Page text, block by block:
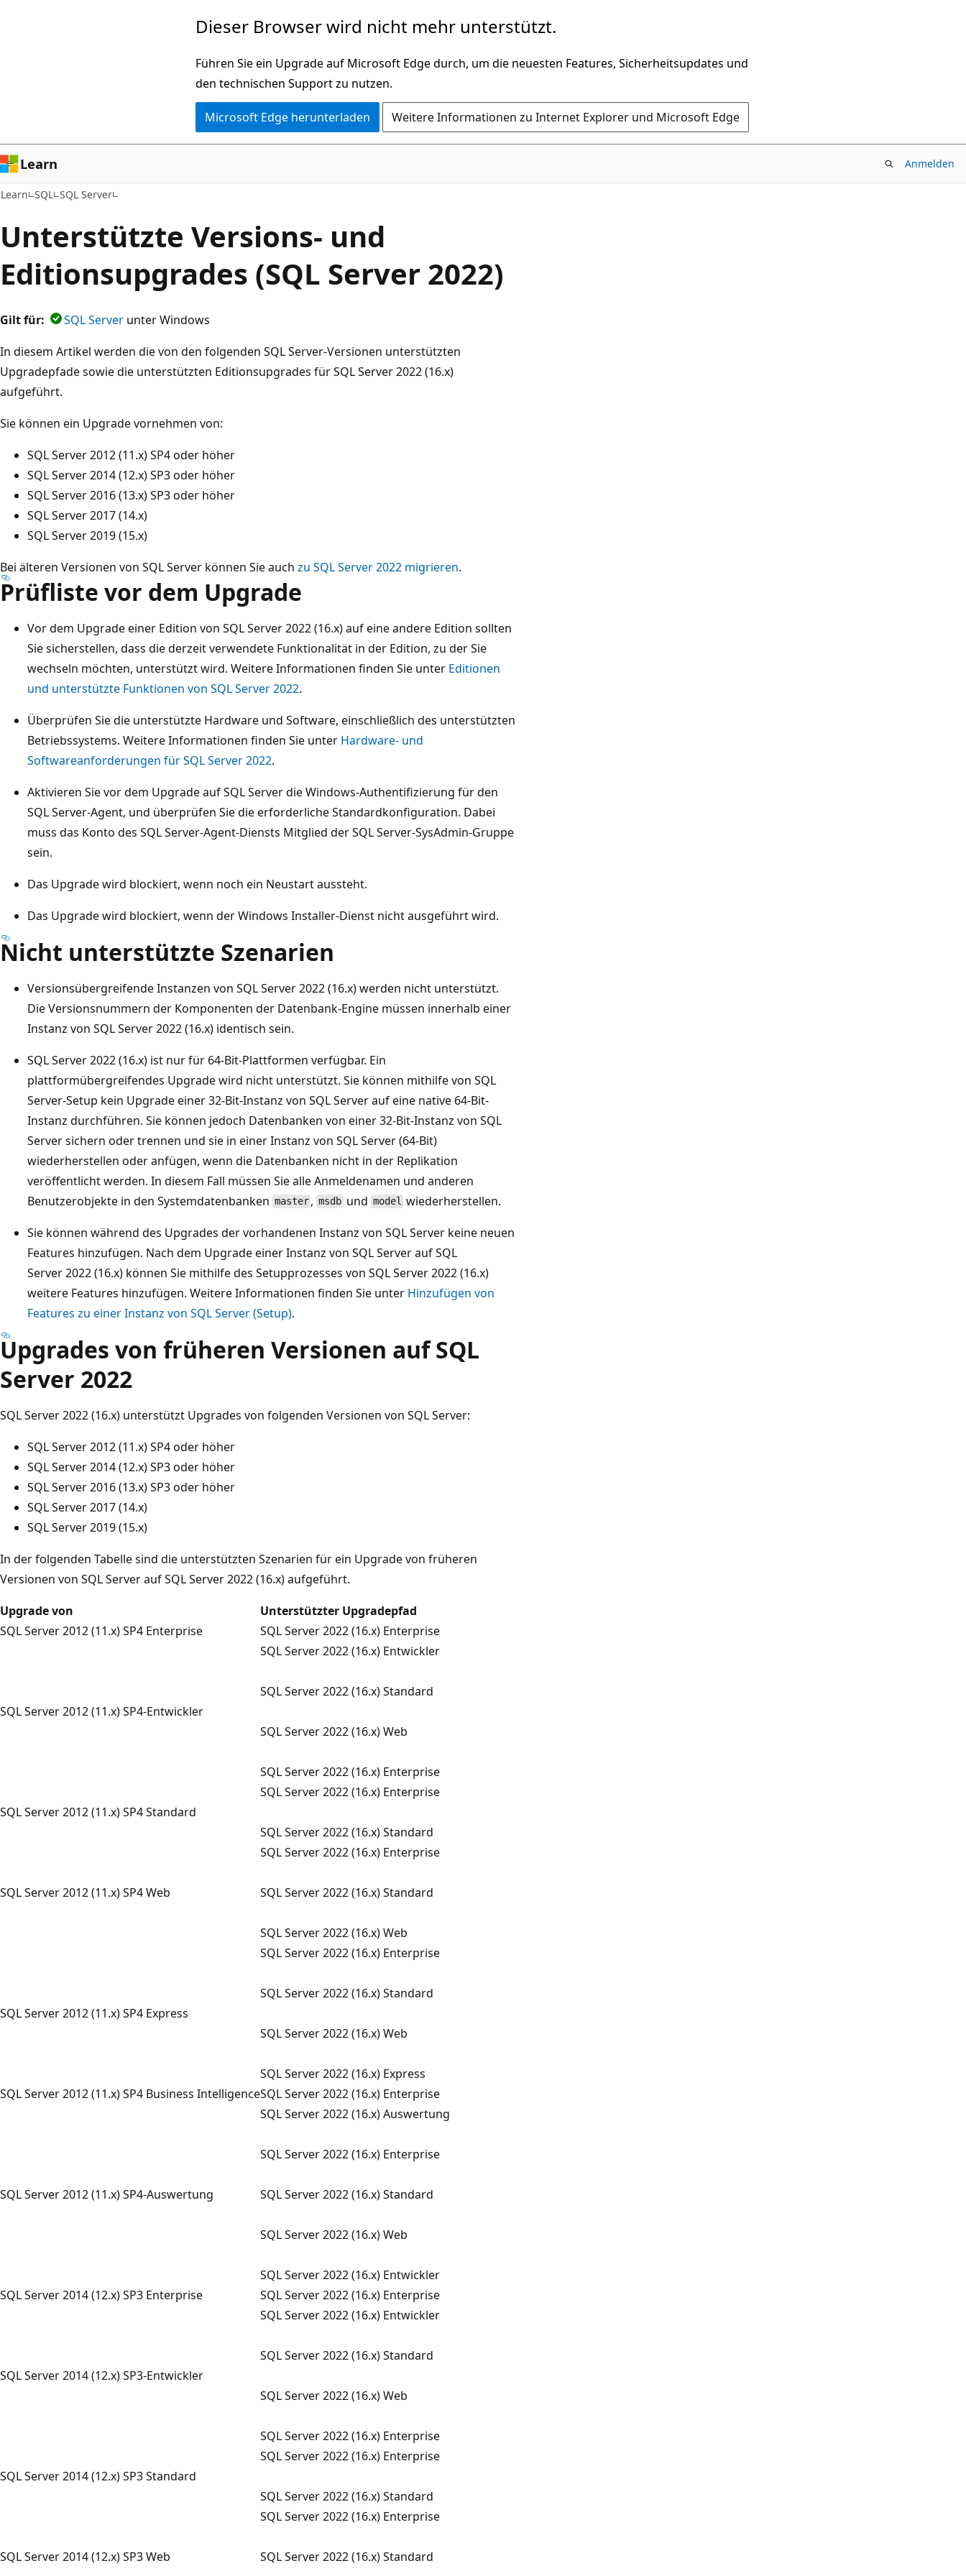
Dieser Browser wird nicht mehr unterstützt.
Führen Sie ein Upgrade auf Microsoft Edge durch, um die neuesten Features, Sicherheitsupdates und
den technischen Support zu nutzen.
Microsoft Edge herunterladen Weitere Informationen zu Internet Explorer und Microsoft Edge
Learn Anmelden
Learn SQL SQL Server
Unterstützte Versions- und
Editionsupgrades (SQL Server 2022)
Gilt für: SQL Server unter Windows
In diesem Artikel werden die von den folgenden SQL Server-Versionen unterstützten
Upgradepfade sowie die unterstützten Editionsupgrades für SQL Server 2022 (16.x)
aufgeführt.
Sie können ein Upgrade vornehmen von:
SQL Server 2012 (11.x) SP4 oder höher
SQL Server 2014 (12.x) SP3 oder höher
SQL Server 2016 (13.x) SP3 oder höher
SQL Server 2017 (14.x)
SQL Server 2019 (15.x)
Bei älteren Versionen von SQL Server können Sie auch zu SQL Server 2022 migrieren.
Prüfliste vor dem Upgrade
Vor dem Upgrade einer Edition von SQL Server 2022 (16.x) auf eine andere Edition sollten
Sie sicherstellen, dass die derzeit verwendete Funktionalität in der Edition, zu der Sie
wechseln möchten, unterstützt wird. Weitere Informationen finden Sie unter Editionen
und unterstützte Funktionen von SQL Server 2022.
Überprüfen Sie die unterstützte Hardware und Software, einschließlich des unterstützten
Betriebssystems. Weitere Informationen finden Sie unter Hardware- und
Softwareanforderungen für SQL Server 2022.
Aktivieren Sie vor dem Upgrade auf SQL Server die Windows-Authentifizierung für den
SQL Server-Agent, und überprüfen Sie die erforderliche Standardkonfiguration. Dabei
muss das Konto des SQL Server-Agent-Diensts Mitglied der SQL Server-SysAdmin-Gruppe
sein.
Das Upgrade wird blockiert, wenn noch ein Neustart aussteht.
Das Upgrade wird blockiert, wenn der Windows Installer-Dienst nicht ausgeführt wird.
Nicht unterstützte Szenarien
Versionsübergreifende Instanzen von SQL Server 2022 (16.x) werden nicht unterstützt.
Die Versionsnummern der Komponenten der Datenbank-Engine müssen innerhalb einer
Instanz von SQL Server 2022 (16.x) identisch sein.
SQL Server 2022 (16.x) ist nur für 64-Bit-Plattformen verfügbar. Ein
plattformübergreifendes Upgrade wird nicht unterstützt. Sie können mithilfe von SQL
Server-Setup kein Upgrade einer 32-Bit-Instanz von SQL Server auf eine native 64-Bit-
Instanz durchführen. Sie können jedoch Datenbanken von einer 32-Bit-Instanz von SQL
Server sichern oder trennen und sie in einer Instanz von SQL Server (64-Bit)
wiederherstellen oder anfügen, wenn die Datenbanken nicht in der Replikation
veröffentlicht werden. In diesem Fall müssen Sie alle Anmeldenamen und anderen
Benutzerobjekte in den Systemdatenbanken master ,msdbund model wiederherstellen.
Sie können während des Upgrades der vorhandenen Instanz von SQL Server keine neuen
Features hinzufügen. Nach dem Upgrade einer Instanz von SQL Server auf SQL
Server 2022 (16.x) können Sie mithilfe des Setupprozesses von SQL Server 2022 (16.x)
weitere Features hinzufügen. Weitere Informationen finden Sie unter Hinzufügen von
Features zu einer Instanz von SQL Server (Setup).
Upgrades von früheren Versionen auf SQL
Server 2022
SQL Server 2022 (16.x) unterstützt Upgrades von folgenden Versionen von SQL Server:
SQL Server 2012 (11.x) SP4 oder höher
SQL Server 2014 (12.x) SP3 oder höher
SQL Server 2016 (13.x) SP3 oder höher
SQL Server 2017 (14.x)
SQL Server 2019 (15.x)
In der folgenden Tabelle sind die unterstützten Szenarien für ein Upgrade von früheren
Versionen von SQL Server auf SQL Server 2022 (16.x) aufgeführt.
Upgrade von
Unterstützter Upgradepfad
SQL Server 2012 (11.x) SP4 Enterprise
SQL Server 2022 (16.x) Enterprise
SQL Server 2012 (11.x) SP4-Entwickler
SQL Server 2022 (16.x) Entwickler
SQL Server 2022 (16.x) Standard
SQL Server 2022 (16.x) Web
SQL Server 2022 (16.x) Enterprise
SQL Server 2012 (11.x) SP4 Standard
SQL Server 2022 (16.x) Enterprise
SQL Server 2022 (16.x) Standard
SQL Server 2012 (11.x) SP4 Web
SQL Server 2022 (16.x) Enterprise
SQL Server 2022 (16.x) Standard
SQL Server 2022 (16.x) Web
SQL Server 2012 (11.x) SP4 Express
SQL Server 2022 (16.x) Enterprise
SQL Server 2022 (16.x) Standard
SQL Server 2022 (16.x) Web
SQL Server 2022 (16.x) Express
SQL Server 2012 (11.x) SP4 Business IntelligenceSQL Server 2022 (16.x) Enterprise
SQL Server 2012 (11.x) SP4-Auswertung
SQL Server 2022 (16.x) Auswertung
SQL Server 2022 (16.x) Enterprise
SQL Server 2022 (16.x) Standard
SQL Server 2022 (16.x) Web
SQL Server 2022 (16.x) Entwickler
SQL Server 2014 (12.x) SP3 Enterprise
SQL Server 2022 (16.x) Enterprise
SQL Server 2014 (12.x) SP3-Entwickler
SQL Server 2022 (16.x) Entwickler
SQL Server 2022 (16.x) Standard
SQL Server 2022 (16.x) Web
SQL Server 2022 (16.x) Enterprise
SQL Server 2014 (12.x) SP3 Standard
SQL Server 2022 (16.x) Enterprise
SQL Server 2022 (16.x) Standard
SQL Server 2014 (12.x) SP3 Web
SQL Server 2022 (16.x) Enterprise
SQL Server 2022 (16.x) Standard